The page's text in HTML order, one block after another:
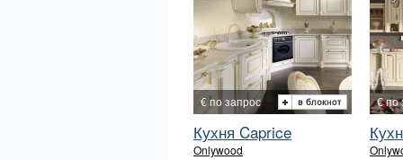
€ по запрос
Кухня Caprice
Onlywood
€ по